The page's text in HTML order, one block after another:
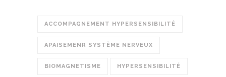
ACCOMPAGNEMENT HYPERSENSIBILITÉ
APAISEMENR SYSTÈME NERVEUX
BIOMAGNETISME HYPERSENSIBILITÉ